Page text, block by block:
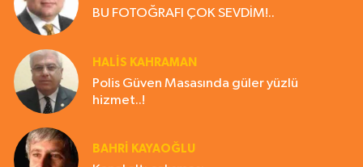
BU FOTOĞRAFI ÇOK SEVDİM!..
HALIS KAHRAMAN
Polis Güven Masasında güler yüzlü
hizmet..!
BAHRI KAYAOĞLU